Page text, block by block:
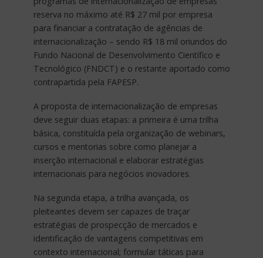
reserva no máximo até R$ 27 mil por empresa
para financiar a contratação de agências de
internacionalização – sendo R$ 18 mil oriundos do
Fundo Nacional de Desenvolvimento Científico e
Tecnológico (FNDCT) e o restante aportado como
contrapartida pela FAPESP.
A proposta de internacionalização de empresas
deve seguir duas etapas: a primeira é uma trilha
básica, constituída pela organização de webinars,
cursos e mentorias sobre como planejar a
inserção internacional e elaborar estratégias
internacionais para negócios inovadores.
Na segunda etapa, a trilha avançada, os
pleiteantes devem ser capazes de traçar
estratégias de prospecção de mercados e
identificação de vantagens competitivas em
contexto internacional; formular táticas para